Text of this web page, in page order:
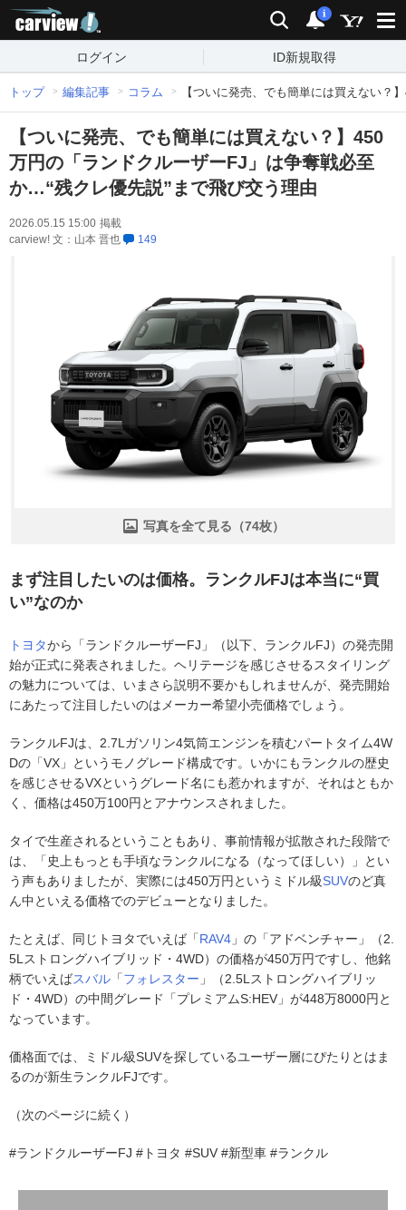
検索 通知
i
ログイン ID新規取得
トップ 編集記事 コラム 【ついに発売、でも簡単には買えない？
【ついに発売、でも簡単には買えない？】450
万円の「ランドクルーザーFJ」は争奪戦必至
か…“残クレ優先説”まで飛び交う理由
2026.05.15 15:00 掲載
carview! 文：山本 晋也
149
写真を全て見る（74枚）
まず注目したいのは価格。ランクルFJは本当に“買
い”なのか
トヨタから「ランドクルーザーFJ」（以下、ランクルFJ）の発売開
始が正式に発表されました。ヘリテージを感じさせるスタイリング
の魅力については、いまさら説明不要かもしれませんが、発売開始
にあたって注目したいのはメーカー希望小売価格でしょう。
ランクルFJは、2.7Lガソリン4気筒エンジンを積むパートタイム4W
Dの「VX」というモノグレード構成です。いかにもランクルの歴史
を感じさせるVXというグレード名にも惹かれますが、それはともか
く、価格は450万100円とアナウンスされました。
タイで生産されるということもあり、事前情報が拡散された段階で
は、「史上もっとも手頃なランクルになる（なってほしい）」とい
う声もありましたが、実際には450万円というミドル級SUVのど真
ん中といえる価格でのデビューとなりました。
たとえば、同じトヨタでいえば「RAV4 」の「アドベンチャー」（2.
5Lストロングハイブリッド・4WD）の価格が450万円ですし、他銘
柄でいえばスバル 「フォレスター 」（2.5Lストロングハイブリッ
ド・4WD）の中間グレード「プレミアムS:HEV」が448万8000円と
なっています。
価格面では、ミドル級SUVを探しているユーザー層にぴたりとはま
るのが新生ランクルFJです。
（次のページに続く）
#ランドクルーザーFJ #トヨタ #SUV #新型車 #ランクル